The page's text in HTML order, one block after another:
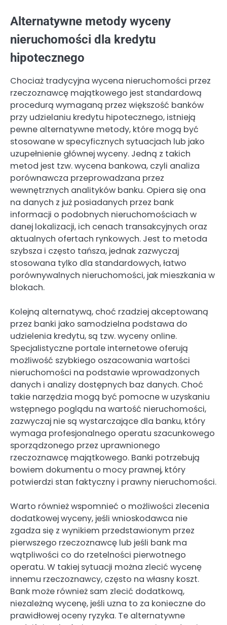
Alternatywne metody wyceny
nieruchomości dla kredytu
hipotecznego
Chociaż tradycyjna wycena nieruchomości przez
rzeczoznawcę majątkowego jest standardową
procedurą wymaganą przez większość banków
przy udzielaniu kredytu hipotecznego, istnieją
pewne alternatywne metody, które mogą być
stosowane w specyficznych sytuacjach lub jako
uzupełnienie głównej wyceny. Jedną z takich
metod jest tzw. wycena bankowa, czyli analiza
porównawcza przeprowadzana przez
wewnętrznych analityków banku. Opiera się ona
na danych z już posiadanych przez bank
informacji o podobnych nieruchomościach w
danej lokalizacji, ich cenach transakcyjnych oraz
aktualnych ofertach rynkowych. Jest to metoda
szybsza i często tańsza, jednak zazwyczaj
stosowana tylko dla standardowych, łatwo
porównywalnych nieruchomości, jak mieszkania w
blokach.
Kolejną alternatywą, choć rzadziej akceptowaną
przez banki jako samodzielna podstawa do
udzielenia kredytu, są tzw. wyceny online.
Specjalistyczne portale internetowe oferują
możliwość szybkiego oszacowania wartości
nieruchomości na podstawie wprowadzonych
danych i analizy dostępnych baz danych. Choć
takie narzędzia mogą być pomocne w uzyskaniu
wstępnego poglądu na wartość nieruchomości,
zazwyczaj nie są wystarczające dla banku, który
wymaga profesjonalnego operatu szacunkowego
sporządzonego przez uprawnionego
rzeczoznawcę majątkowego. Banki potrzebują
bowiem dokumentu o mocy prawnej, który
potwierdzi stan faktyczny i prawny nieruchomości.
Warto również wspomnieć o możliwości zlecenia
dodatkowej wyceny, jeśli wnioskodawca nie
zgadza się z wynikiem przedstawionym przez
pierwszego rzeczoznawcę lub jeśli bank ma
wątpliwości co do rzetelności pierwotnego
operatu. W takiej sytuacji można zlecić wycenę
innemu rzeczoznawcy, często na własny koszt.
Bank może również sam zlecić dodatkową,
niezależną wycenę, jeśli uzna to za konieczne do
prawidłowej oceny ryzyka. Te alternatywne